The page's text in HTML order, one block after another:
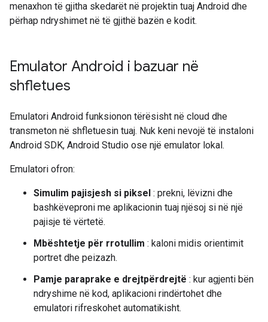
menaxhon të gjitha skedarët në projektin tuaj Android dhe
përhap ndryshimet në të gjithë bazën e kodit.
Emulator Android i bazuar në
shfletues
Emulatori Android funksionon tërësisht në cloud dhe
transmeton në shfletuesin tuaj. Nuk keni nevojë të instaloni
Android SDK, Android Studio ose një emulator lokal.
Emulatori ofron:
Simulim pajisjesh si piksel : prekni, lëvizni dhe
bashkëveproni me aplikacionin tuaj njësoj si në një
pajisje të vërtetë.
Mbështetje për rrotullim : kaloni midis orientimit
portret dhe peizazh.
Pamje paraprake e drejtpërdrejtë : kur agjenti bën
ndryshime në kod, aplikacioni rindërtohet dhe
emulatori rifreskohet automatikisht.